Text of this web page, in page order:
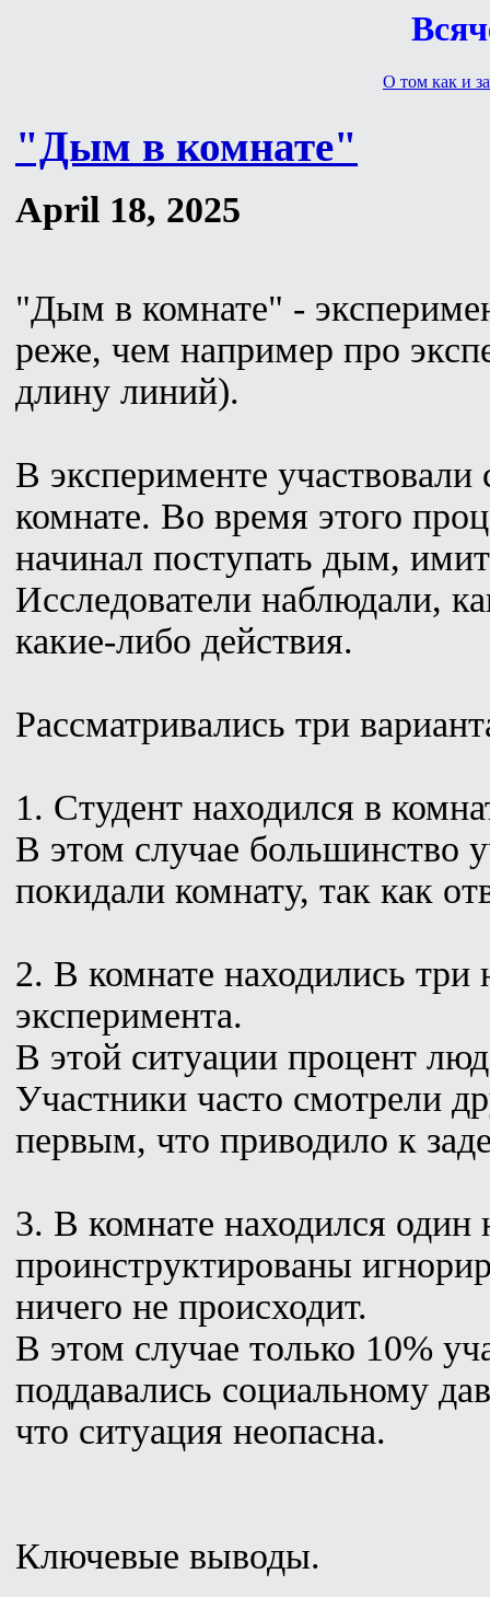
О том как и
"Дым в комнате"
April 18, 2025
"Дым в комнате" -
реже, чем например про
длину линий).
В эксперименте
комнате. Во время этого
начинал поступать дым,
Исследователи наблюдали,
какие-либо действия.
Рассматривались три
1. Студент находился в
В этом случае большинство
покидали комнату, так как
2. В комнате находились
эксперимента.
В этой ситуации процент
Участники часто смотрели
первым, что приводило к
3. В комнате находился
проинструктированы
ничего не происходит.
В этом случае только 10%
поддавались социальному
что ситуация неопасна.
Ключевые выводы.